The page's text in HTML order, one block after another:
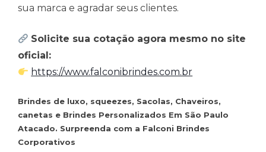
sua marca e agradar seus clientes.
Solicite sua cotação agora mesmo no site
oficial:
https://www.falconibrindes.com.br
Brindes de luxo, squeezes, Sacolas, Chaveiros,
canetas e Brindes Personalizados Em São Paulo
Atacado. Surpreenda com a Falconi Brindes
Corporativos